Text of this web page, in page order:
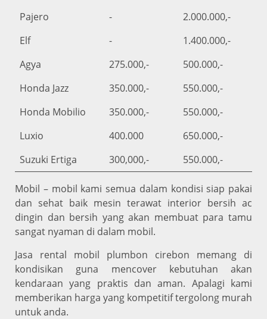
Pajero
-
2.000.000,-
Elf
-
1.400.000,-
Agya
275.000,-
500.000,-
Honda Jazz
350.000,-
550.000,-
Honda Mobilio
350.000,-
550.000,-
Luxio
400.000
650.000,-
Suzuki Ertiga
300,000,- 550.000,-
Mobil – mobil kami semua dalam kondisi siap pakai
dan sehat baik mesin terawat interior bersih ac
dingin dan bersih yang akan membuat para tamu
sangat nyaman di dalam mobil.
Jasa rental mobil plumbon cirebon memang di
kondisikan guna mencover kebutuhan akan
kendaraan yang praktis dan aman. Apalagi kami
memberikan harga yang kompetitif tergolong murah
untuk anda.